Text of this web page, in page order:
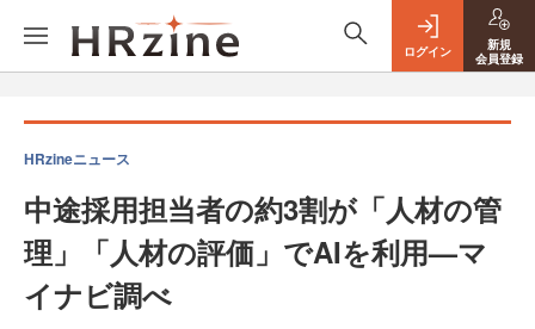
ログイン
新規
会員登録
HRzineニュース
中途採用担当者の約3割が「人材の管
理」「人材の評価」でAIを利用—マ
イナビ調べ